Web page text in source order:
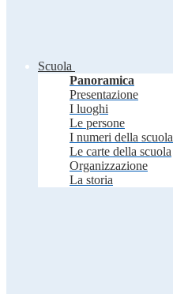
Scuola
Panoramica
Presentazione
I luoghi
Le persone
I numeri della scuola
Le carte della scuola
Organizzazione
La storia